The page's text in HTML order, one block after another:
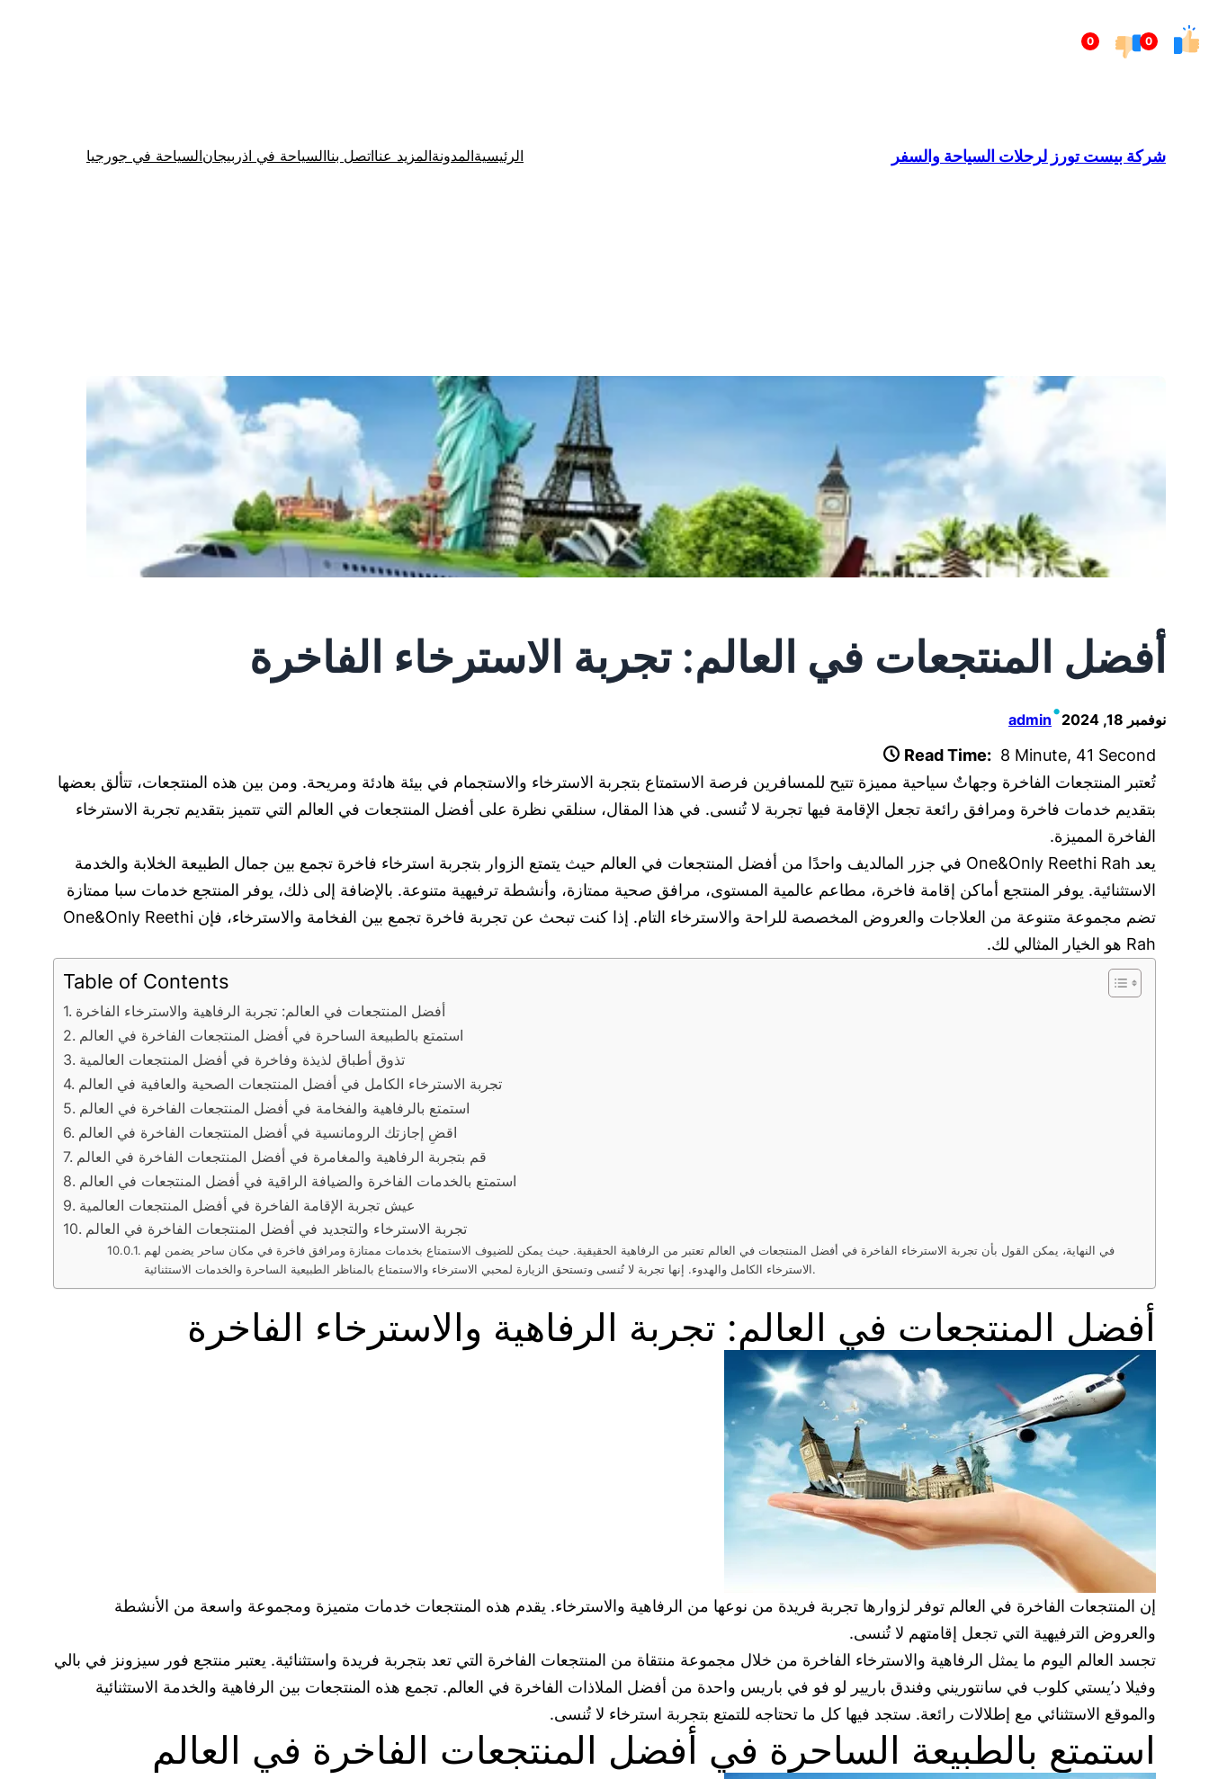
0
0إلى
شركة بيست تورز لرحلات السياحة والسفر الرئيسيةالمدونةالمزيد عنااتصل بناالسياحة في اذربيجانالسياحة في جورجيا
أفضل المنتجعات في العالم: تجربة الاسترخاء الفاخرة
نوفمبر 18, 2024 •
admin
Read Time: 8 Minute, 41 Second
تُعتبر المنتجعات الفاخرة وجهاتٌ سياحية مميزة تتيح للمسافرين فرصة الاستمتاع بتجربة الاسترخاء والاستجمام في بيئة هادئة ومريحة. ومن بين هذه المنتجعات، تتألق بعضها
بتقديم خدمات فاخرة ومرافق رائعة تجعل الإقامة فيها تجربة لا تُنسى. في هذا المقال، سنلقي نظرة على أفضل المنتجعات في العالم التي تتميز بتقديم تجربة الاسترخاء
الفاخرة المميزة.
يعد One&Only Reethi Rah في جزر المالديف واحدًا من أفضل المنتجعات في العالم حيث يتمتع الزوار بتجربة استرخاء فاخرة تجمع بين جمال الطبيعة الخلابة والخدمة
الاستثنائية. يوفر المنتجع أماكن إقامة فاخرة، مطاعم عالمية المستوى، مرافق صحية ممتازة، وأنشطة ترفيهية متنوعة. بالإضافة إلى ذلك، يوفر المنتجع خدمات سبا ممتازة
تضم مجموعة متنوعة من العلاجات والعروض المخصصة للراحة والاسترخاء التام. إذا كنت تبحث عن تجربة فاخرة تجمع بين الفخامة والاسترخاء، فإن One&Only Reethi
Rah هو الخيار المثالي لك.
Table of Contents
أفضل المنتجعات في العالم: تجربة الرفاهية والاسترخاء الفاخرة
استمتع بالطبيعة الساحرة في أفضل المنتجعات الفاخرة في العالم
تذوق أطباق لذيذة وفاخرة في أفضل المنتجعات العالمية
تجربة الاسترخاء الكامل في أفضل المنتجعات الصحية والعافية في العالم
استمتع بالرفاهية والفخامة في أفضل المنتجعات الفاخرة في العالم
اقضِ إجازتك الرومانسية في أفضل المنتجعات الفاخرة في العالم
قم بتجربة الرفاهية والمغامرة في أفضل المنتجعات الفاخرة في العالم
استمتع بالخدمات الفاخرة والضيافة الراقية في أفضل المنتجعات في العالم
عيش تجربة الإقامة الفاخرة في أفضل المنتجعات العالمية
تجربة الاسترخاء والتجديد في أفضل المنتجعات الفاخرة في العالم
في النهاية، يمكن القول بأن تجربة الاسترخاء الفاخرة في أفضل المنتجعات في العالم تعتبر من الرفاهية الحقيقية. حيث يمكن للضيوف الاستمتاع بخدمات ممتازة ومرافق فاخرة في مكان ساحر يضمن لهم
الاسترخاء الكامل والهدوء. إنها تجربة لا تُنسى وتستحق الزيارة لمحبي الاسترخاء والاستمتاع بالمناظر الطبيعية الساحرة والخدمات الاستثنائية.
أفضل المنتجعات في العالم: تجربة الرفاهية والاسترخاء الفاخرة
إن المنتجعات الفاخرة في العالم توفر لزوارها تجربة فريدة من نوعها من الرفاهية والاسترخاء. يقدم هذه المنتجعات خدمات متميزة ومجموعة واسعة من الأنشطة
والعروض الترفيهية التي تجعل إقامتهم لا تُنسى.
تجسد العالم اليوم ما يمثل الرفاهية والاسترخاء الفاخرة من خلال مجموعة منتقاة من المنتجعات الفاخرة التي تعد بتجربة فريدة واستثنائية. يعتبر منتجع فور سيزونز في بالي
وفيلا د’يستي كلوب في سانتوريني وفندق باريير لو فو في باريس واحدة من أفضل الملاذات الفاخرة في العالم. تجمع هذه المنتجعات بين الرفاهية والخدمة الاستثنائية
والموقع الاستثنائي مع إطلالات رائعة. ستجد فيها كل ما تحتاجه للتمتع بتجربة استرخاء لا تُنسى.
استمتع بالطبيعة الساحرة في أفضل المنتجعات الفاخرة في العالم